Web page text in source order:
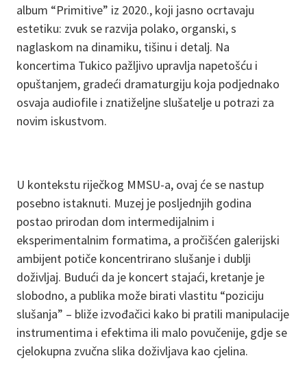
album “Primitive” iz 2020., koji jasno ocrtavaju
estetiku: zvuk se razvija polako, organski, s
naglaskom na dinamiku, tišinu i detalj. Na
koncertima Tukico pažljivo upravlja napetošću i
opuštanjem, gradeći dramaturgiju koja podjednako
osvaja audiofile i znatiželjne slušatelje u potrazi za
novim iskustvom.
U kontekstu riječkog MMSU-a, ovaj će se nastup
posebno istaknuti. Muzej je posljednjih godina
postao prirodan dom intermedijalnim i
eksperimentalnim formatima, a pročišćen galerijski
ambijent potiče koncentrirano slušanje i dublji
doživljaj. Budući da je koncert stajaći, kretanje je
slobodno, a publika može birati vlastitu “poziciju
slušanja” – bliže izvođačici kako bi pratili manipulacije
instrumentima i efektima ili malo povučenije, gdje se
cjelokupna zvučna slika doživljava kao cjelina.